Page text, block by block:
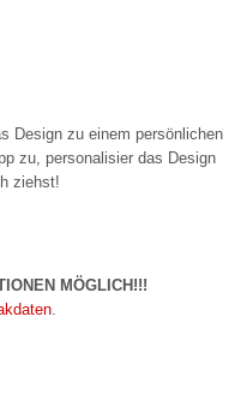
Design zu einem persönlichen
zu, personalisier das Design
ziehst!
MÖGLICH!!!